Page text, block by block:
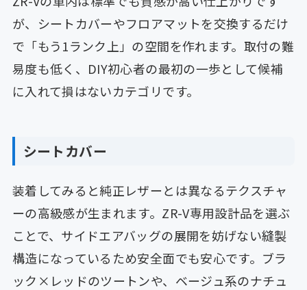
が、シートカバーやフロアマットを交換するだけ
で「もう1ランク上」の空間を作れます。取付の難
易度も低く、DIY初心者の最初の一歩として候補
に入れて損はないカテゴリです。
シートカバー
装着してみると純正レザーとは異なるテクスチャ
ーの高級感が生まれます。ZR-V専用設計品を選ぶ
ことで、サイドエアバッグの展開を妨げない縫製
構造になっているため安全面でも安心です。ブラ
ック×レッドのツートンや、ベージュ系のナチュ